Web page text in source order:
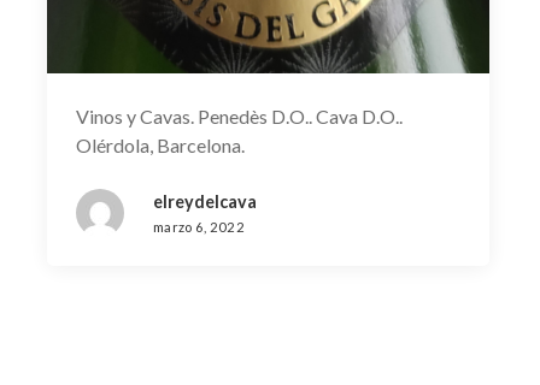
Vinos y Cavas. Penedès D.O.. Cava D.O..
Olérdola, Barcelona.
elreydelcava
marzo 6, 2022